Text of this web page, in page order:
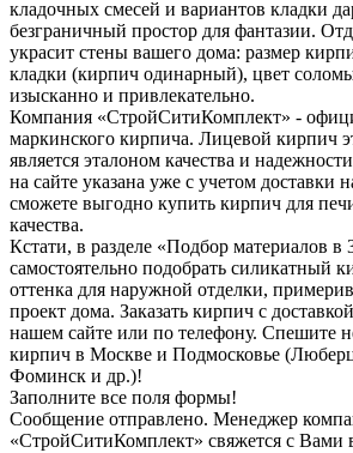
кладочных смесей и вариантов кладки
безграничный простор для фантазии.
украсит стены вашего дома: размер
кладки (кирпич одинарный), цвет
изысканно и привлекательно.
Компания «СтройСитиКомплект» -
маркинского кирпича. Лицевой кирпич
является эталоном качества и
на сайте указана уже с учетом доставки
сможете выгодно купить кирпич для
качества.
Кстати, в разделе «Подбор материалов
самостоятельно подобрать силикатный
оттенка для наружной отделки,
проект дома. Заказать кирпич с
нашем сайте или по телефону. Спешите
кирпич в Москве и Подмосковье
Фоминск и др.)!
Заполните все поля формы!
Сообщение отправлено. Менеджер
«СтройСитиКомплект» свяжется с Вами